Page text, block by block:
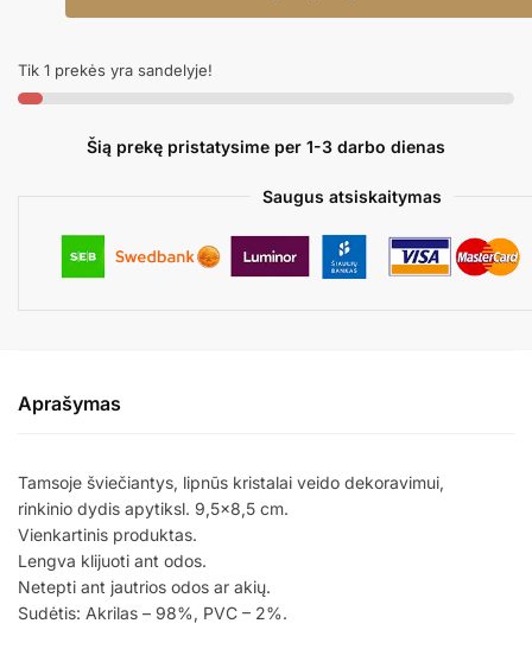
CRYSTALS
GLOW
Tik 1 prekės yra sandelyje!
Šią prekę pristatysime per 1-3 darbo dienas
Saugus atsiskaitymas
Aprašymas
Tamsoje šviečiantys, lipnūs kristalai veido dekoravimui,
rinkinio dydis apytiksl. 9,5×8,5 cm.
Vienkartinis produktas.
Lengva klijuoti ant odos.
Netepti ant jautrios odos ar akių.
Sudėtis: Akrilas – 98%, PVC – 2%.